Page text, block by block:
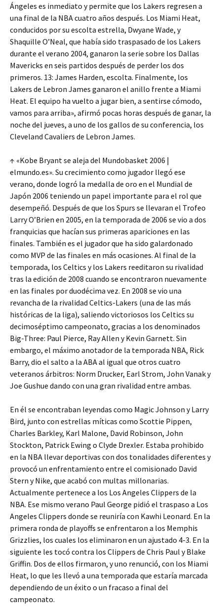
Ángeles es inmediato y permite que los Lakers regresen a
una final de la NBA cuatro años después. Los Miami Heat,
conducidos por su escolta estrella, Dwyane Wade, y
Shaquille O’Neal, que había sido traspasado de los Lakers
durante el verano 2004, ganaron la serie sobre los Dallas
Mavericks en seis partidos después de perder los dos
primeros. 13: James Harden, escolta. Finalmente, los
Lakers de Lebron James ganaron el anillo frente a Miami
Heat. El equipo ha vuelto a jugar bien, a sentirse cómodo,
vamos para arriba», afirmó pocas horas después de ganar, la
noche del jueves, a uno de los gallos de su conferencia, los
Cleveland Cavaliers de Lebron James.
↑ «Kobe Bryant se aleja del Mundobasket 2006 |
elmundo.es». Su crecimiento como jugador llegó ese
verano, donde logró la medalla de oro en el Mundial de
Japón 2006 teniendo un papel importante para el rol que
desempeñó. Después de que los Spurs se llevaran el Trofeo
Larry O’Brien en 2005, en la temporada de 2006 se vio a dos
franquicias que hacían sus primeras apariciones en las
finales. También es el jugador que ha sido galardonado
como MVP de las finales en más ocasiones. Al final de la
temporada, los Celtics y los Lakers reeditaron su rivalidad
tras la edición de 2008 cuando se encontraron nuevamente
en las finales por duodécima vez. En 2008 se vio una
revancha de la rivalidad Celtics-Lakers (una de las más
históricas de la liga), saliendo victoriosos los Celtics su
decimoséptimo campeonato, gracias a los denominados
Big-Three: Paul Pierce, Ray Allen y Kevin Garnett. Sin
embargo, el máximo anotador de la temporada NBA, Rick
Barry, dio el salto a la ABA al igual que otros cuatro
veteranos árbitros: Norm Drucker, Earl Strom, John Vanak y
Joe Gushue dando con una gran rivalidad entre ambas.
En él se encontraban leyendas como Magic Johnson y Larry
Bird, junto con estrellas míticas como Scottie Pippen,
Charles Barkley, Karl Malone, David Robinson, John
Stockton, Patrick Ewing o Clyde Drexler. Estaba prohibido
en la NBA llevar deportivas con dos tonalidades diferentes y
provocó un enfrentamiento entre el comisionado David
Stern y Nike, que acabó con multas millonarias.
Actualmente pertenece a los Los Angeles Clippers de la
NBA. Ese mismo verano Paul George pidió el traspaso a Los
Angeles Clippers donde se reuniría con Kawhi Leonard. En la
primera ronda de playoffs se enfrentaron a los Memphis
Grizzlies, los cuales los eliminaron en un ajustado 4-3. En la
siguiente les tocó contra los Clippers de Chris Paul y Blake
Griffin. Dos de ellos firmaron, y uno renunció, con los Miami
Heat, lo que les llevó a una temporada que estaría marcada
dependiendo de un éxito o un fracaso a final del
campeonato.